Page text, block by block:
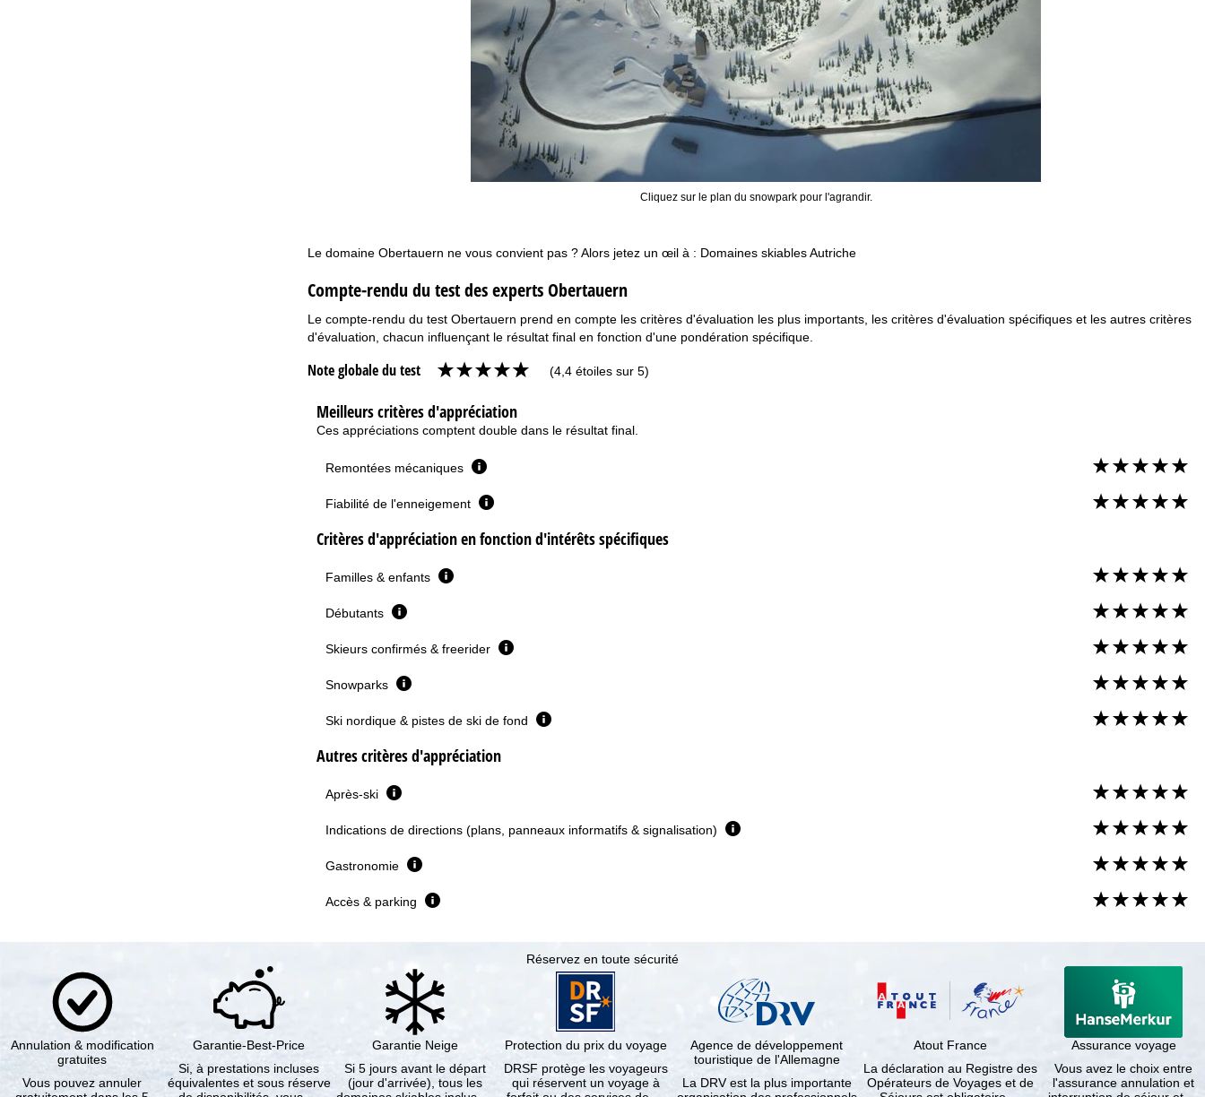
Cliquez sur le plan du snowpark pour l'agrandir.
Le domaine Obertauern ne vous convient pas ? Alors jetez un œil à : Domaines skiables Autriche
Compte-rendu du test des experts Obertauern
Le compte-rendu du test Obertauern prend en compte les critères d'évaluation les plus importants, les critères d'évaluation spécifiques et les autres critères
d'évaluation, chacun influençant le résultat final en fonction d'une pondération spécifique.
Note globale du test (4,4 étoiles sur 5)
Meilleurs critères d'appréciation
Ces appréciations comptent double dans le résultat final.
Remontées mécaniques
Fiabilité de l'enneigement
Critères d'appréciation en fonction d'intérêts spécifiques
Familles & enfants
Débutants
Skieurs confirmés & freerider
Snowparks
Ski nordique & pistes de ski de fond
Autres critères d'appréciation
Après-ski
Indications de directions (plans, panneaux informatifs & signalisation)
Gastronomie
Accès & parking
Réservez en toute sécurité
Annulation & modification
gratuites
Vous pouvez annuler
Garantie-Best-Price
Si, à prestations incluses
équivalentes et sous réserve
Garantie Neige
Si 5 jours avant le départ
(jour d'arrivée), tous les
Protection du prix du voyage
DRSF protège les voyageurs
qui réservent un voyage à
Agence de développement
touristique de l'Allemagne
La DRV est la plus importante
Atout France
La déclaration au Registre des
Opérateurs de Voyages et de
Assurance voyage
Vous avez le choix entre
l'assurance annulation et